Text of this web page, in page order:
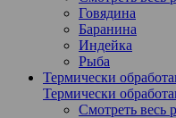
Говядина
Баранина
Индейка
Рыба
Термически
Термически
Смотреть весь